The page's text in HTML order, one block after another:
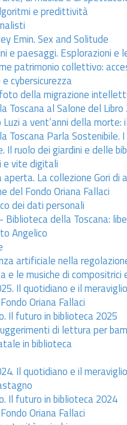
e predittività
Emin. Sex and Solitude
e paesaggi. Esplorazioni e
patrimonio collettivo:
cybersicurezza
della migrazione
Toscana al Salone del
a vent’anni della
Toscana Parla Sostenibile.
Il ruolo dei giardini e delle
e vite digitali
aperta. La collezione Gori
del Fondo Oriana Fallaci
dei dati personali
Biblioteca della Toscana:
Angelico
artificiale nella
e le musiche di
Il quotidiano e il
Oriana Fallaci
Il futuro in biblioteca 2025
di lettura per
in biblioteca
Il quotidiano e il
Il futuro in biblioteca 2024
Oriana Fallaci